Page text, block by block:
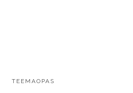
TEEMAOPAS